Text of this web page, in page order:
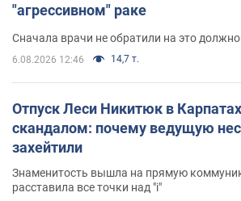
"агрессивном" раке
Сначала врачи не обратили на это
6.08.2026 12:46 14,7 т.
Отпуск Леси Никитюк в
скандалом: почему ведущую
захейтили
Знаменитость вышла на прямую
расставила все точки над "i"